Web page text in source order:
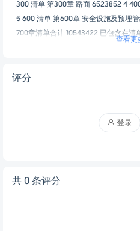
300 清单 第300章 路面 6523852 4
5 600 清单 第600章 安全设施及预埋管
700章清单合计 10543422 已包含在清
价 (6+9+10)=11 10793422 工程量清单
查看更
评分
登录
共 0 条评分